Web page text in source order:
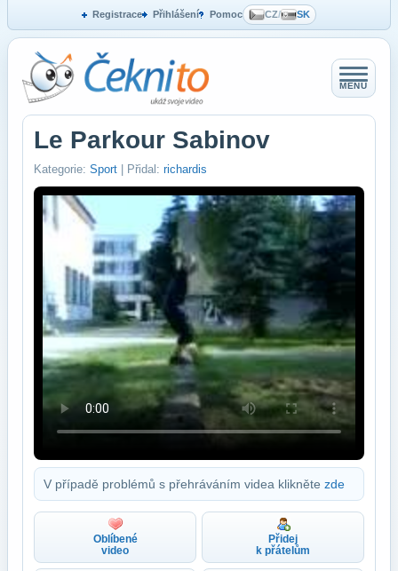
Registrace Přihlášení Pomoc CZ/ SK
MENU
Le Parkour Sabinov
Kategorie: Sport | Přidal: richardis
V případě problémů s přehráváním videa klikněte zde
Oblíbené
video
Přidej
k přátelům